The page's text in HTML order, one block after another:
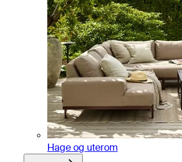
Hage og uterom